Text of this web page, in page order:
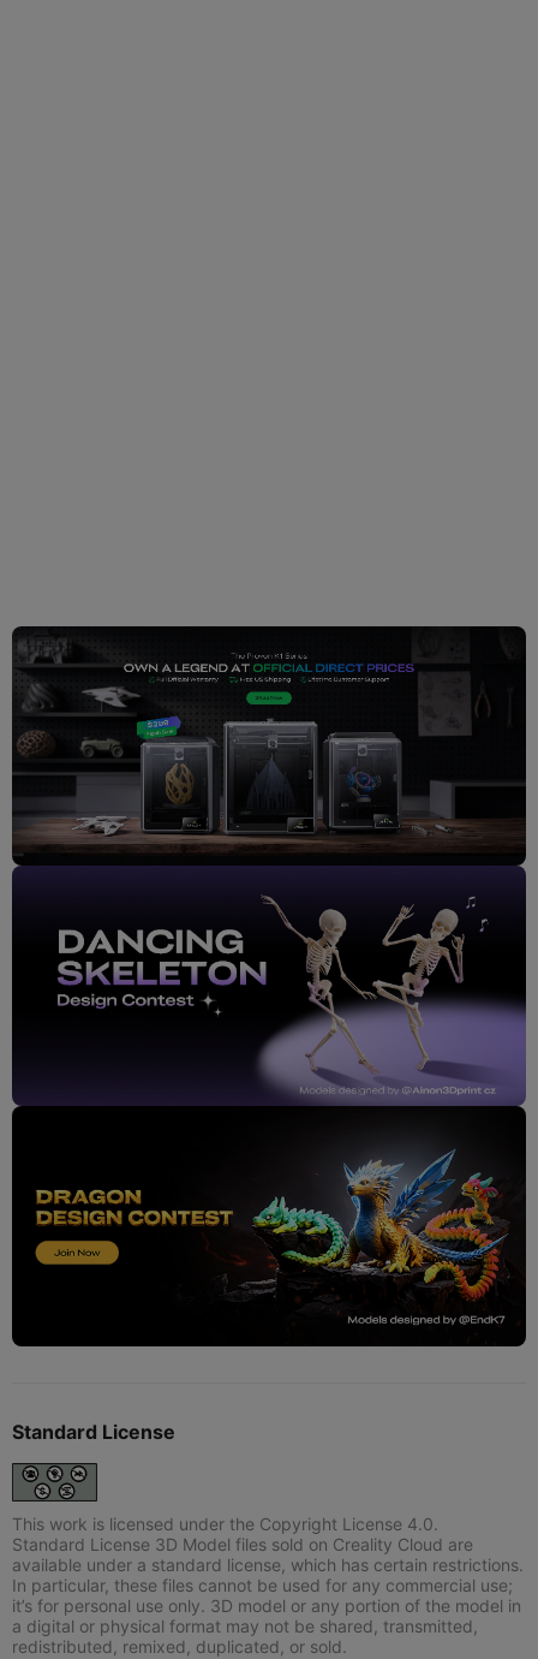
Standard License
This work is licensed under the Copyright License 4.0.
Standard License 3D Model files sold on Creality Cloud are
available under a standard license, which has certain restrictions.
In particular, these files cannot be used for any commercial use;
it’s for personal use only. 3D model or any portion of the model in
a digital or physical format may not be shared, transmitted,
redistributed, remixed, duplicated, or sold.